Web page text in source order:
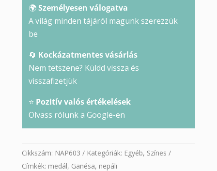
🌍Személyesen válogatva
A világ minden tájáról magunk szerezzük
be
🔄 Kockázatmentes vásárlás
Nem tetszene? Küldd vissza és
visszafizetjük
⭐ Pozitív valós értékelések
Olvass rólunk a Google-en
Cikkszám: NAP603 Kategóriák: Egyéb, Színes
Címkék: medál, Ganésa, nepáli